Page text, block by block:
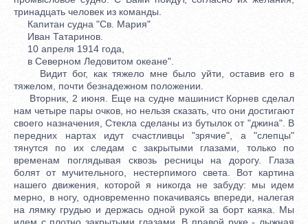
тринадцать человек из команды.
Капитан судна "Св. Мария"
Иван Татаринов.
10 апреля 1914 года,
в Северном Ледовитом океане".
Видит бог, как тяжело мне было уйти, оставив его в
тяжелом, почти безнадежном положении.
Вторник, 2 июня. Еще на судне машинист Корнев сделал
нам четыре пары очков, но нельзя сказать, что они достигают
своего назначения, Стекла сделаны из бутылок от "джина". В
передних нартах идут счастливцы "зрячие", а "слепцы"
тянутся по их следам с закрытыми глазами, только по
временам поглядывая сквозь ресницы на дорогу. Глаза
болят от мучительного, нестерпимого света. Вот картина
нашего движения, которой я никогда не забуду: мы идем
мерно, в ногу, одновременно покачиваясь впереди, налегая
на лямку грудью и держась одной рукой за борт каяка. Мы
идем с плотно закрытыми глазами. В правой руке - лыжная